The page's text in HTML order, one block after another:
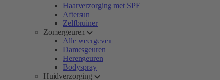
Haarverzorging met SPF
Aftersun
Zelfbruiner
Zomergeuren
Alle weergeven
Damesgeuren
Herengeuren
Bodyspray
Huidverzorging